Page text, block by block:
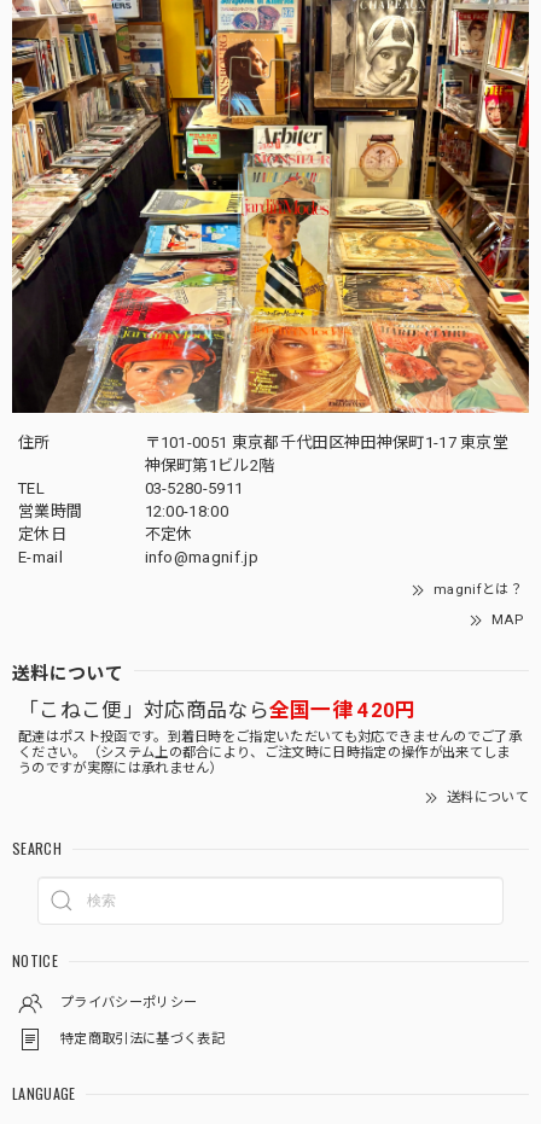
住所
〒101-0051 東京都千代田区神田神保町1-17 東京堂
神保町第1ビル2階
TEL
03-5280-5911
営業時間
12:00-18:00
定休日
不定休
E-mail
info@magnif.jp
magnifとは？
MAP
送料について
「こねこ便」対応商品なら全国一律 420円
配達はポスト投函です。到着日時をご指定いただいても対応できませんのでご了承
ください。（システム上の都合により、ご注文時に日時指定の操作が出来てしま
うのですが実際には承れません）
送料について
SEARCH
NOTICE
プライバシーポリシー
特定商取引法に基づく表記
LANGUAGE